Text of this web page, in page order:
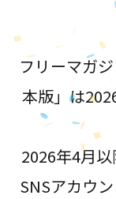
フリーマガ
本版」は
2026年4月
SNSアカウ